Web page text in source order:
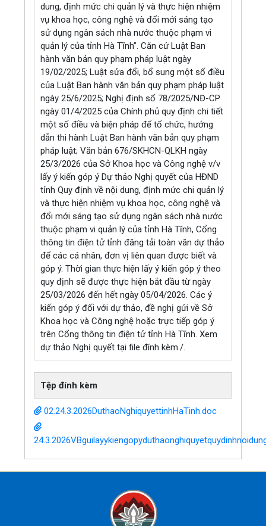
dung, định mức chi quản lý và thực hiện nhiệm
vụ khoa học, công nghệ và đổi mới sáng tạo
sử dụng ngân sách nhà nước thuộc phạm vi
quản lý của tỉnh Hà Tĩnh”. Căn cứ Luật Ban
hành văn bản quy phạm pháp luật ngày
19/02/2025; Luật sửa đổi, bổ sung một số điều
của Luật Ban hành văn bản quy phạm pháp luật
ngày 25/6/2025; Nghị định số 78/2025/NĐ-CP
ngày 01/4/2025 của Chính phủ quy định chi tiết
một số điều và biện pháp để tổ chức, hướng
dẫn thi hành Luật Ban hành văn bản quy phạm
pháp luật; Văn bản 676/SKHCN-QLKH ngày
25/3/2026 của Sở Khoa học và Công nghệ v/v
lấy ý kiến góp ý Dự thảo Nghị quyết của HĐND
tỉnh Quy định về nội dung, định mức chi quản lý
và thực hiện nhiệm vụ khoa học, công nghệ và
đổi mới sáng tạo sử dụng ngân sách nhà nước
thuộc phạm vi quản lý của tỉnh Hà Tĩnh, Cổng
thông tin điện tử tỉnh đăng tải toàn văn dự thảo
để các cá nhân, đơn vị liên quan được biết và
góp ý. Thời gian thực hiện lấy ý kiến góp ý theo
quy định sẽ được thực hiện bắt đầu từ ngày
25/03/2026 đến hết ngày 05/04/2026. Các ý
kiến góp ý đối với dự thảo, đề nghị gửi về Sở
Khoa học và Công nghệ hoặc trực tiếp góp ý
trên Cổng thông tin điện tử tỉnh Hà Tĩnh. Xem
dự thảo Nghị quyết tại file đính kèm./.
Tệp đính kèm
02.24.3.2026DuthaoNghiquyettinhHaTinh.doc